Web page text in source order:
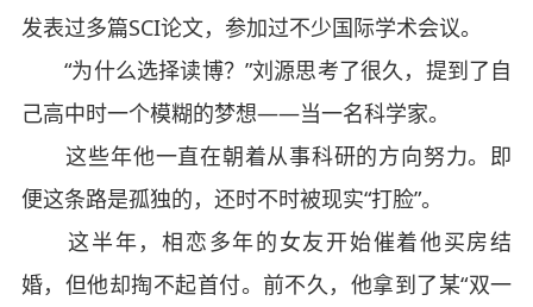
发表过多篇SCI论文，参加过不少国际学术会议。
“为什么选择读博？”刘源思考了很久，提到了自
己高中时一个模糊的梦想——当一名科学家。
这些年他一直在朝着从事科研的方向努力。即
便这条路是孤独的，还时不时被现实“打脸”。
这半年，相恋多年的女友开始催着他买房结
婚，但他却掏不起首付。前不久，他拿到了某“双一